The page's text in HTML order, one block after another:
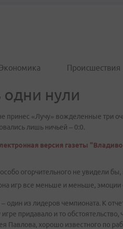
Экономика Происшествия
нули
принес «Лучу» вожделенные три
лишь ничьей – 0:0.
версия газеты
огорчительного не увидели бы,
игр все меньше и меньше,
из лидеров чемпионата. К
придавало и то
Павлова, хорошо известного по